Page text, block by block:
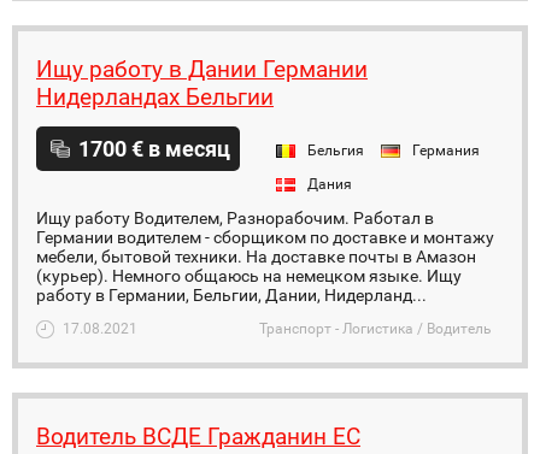
Ищу работу в Дании Германии
Нидерландах Бельгии
1700 € в месяц Бельгия
Германия
Дания
Ищу работу Водителем, Разнорабочим. Работал в
Германии водителем - сборщиком по доставке и монтажу
мебели, бытовой техники. На доставке почты в Амазон
(курьер). Немного общаюсь на немецком языке. Ищу
работу в Германии, Бельгии, Дании, Нидерланд...
17.08.2021 Транспорт - Логистика / Водитель
Водитель ВСДЕ Гражданин ЕС